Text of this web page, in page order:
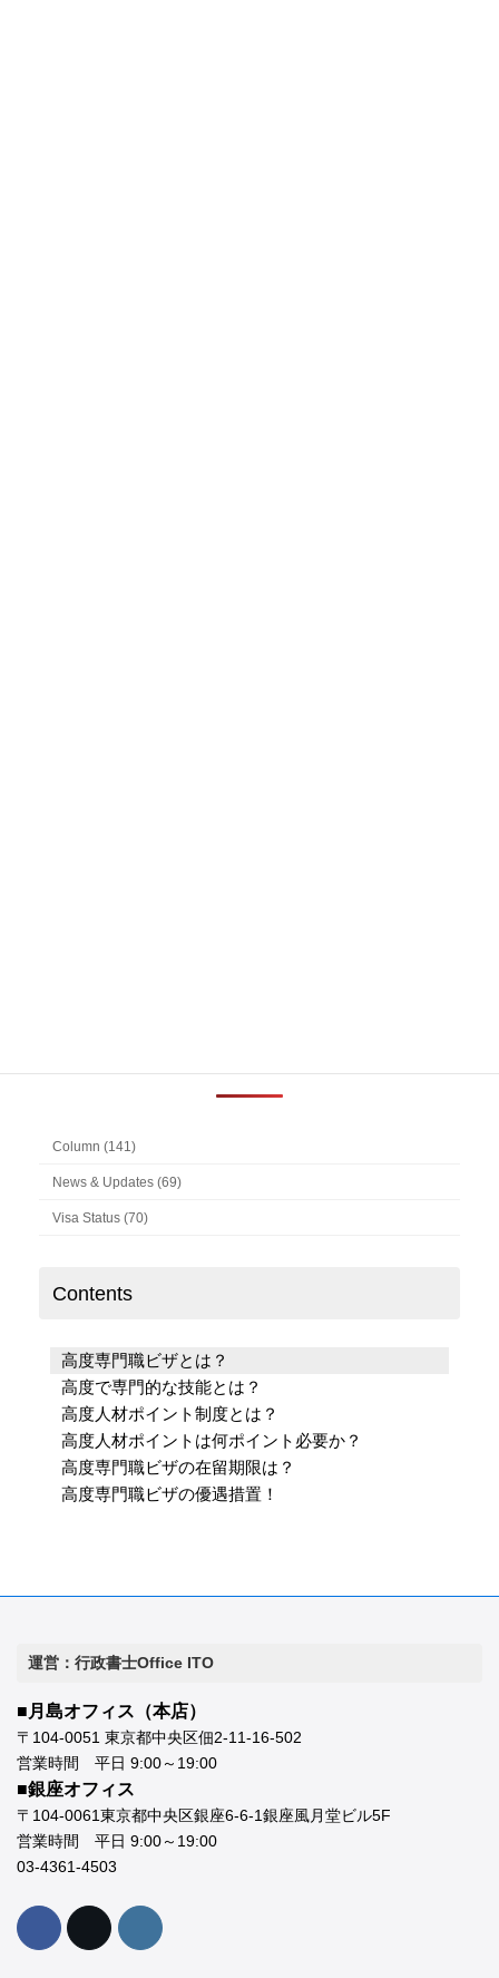
Column (141)
News & Updates (69)
Visa Status (70)
Contents
高度専門職ビザとは？
高度で専門的な技能とは？
高度人材ポイント制度とは？
高度人材ポイントは何ポイント必要か？
高度専門職ビザの在留期限は？
高度専門職ビザの優遇措置！
運営：行政書士Office ITO
■月島オフィス（本店）
〒104-0051 東京都中央区佃2-11-16-502
営業時間 平日 9:00～19:00
■銀座オフィス
〒104-0061東京都中央区銀座6-6-1銀座風月堂ビル5F
営業時間 平日 9:00～19:00
03-4361-4503